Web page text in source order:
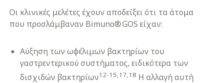
Οι κλινικές μελέτες έχουν αποδείξει ότι τα άτομα
που προσλάμβαναν Bimuno® GOS είχαν:
Αύξηση των ωφέλιμων βακτηρίων του
γαστρεντερικού συστήματος, ειδικότερα των
δισχιδών βακτηρίων12-15,17,18 Η αλλαγή αυτή